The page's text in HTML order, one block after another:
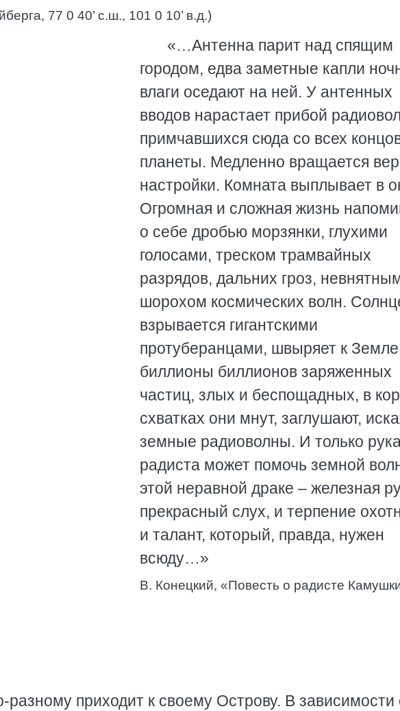
77 0 40’ с.ш., 101 0 10’ в.д.)
«…Антенна парит над спящим
городом, едва заметные капли
влаги оседают на ней. У антенных
вводов нарастает прибой
примчавшихся сюда со всех
планеты. Медленно вращается
настройки. Комната выплывает в
Огромная и сложная жизнь
о себе дробью морзянки, глухими
голосами, треском трамвайных
разрядов, дальних гроз,
шорохом космических волн.
взрывается гигантскими
протуберанцами, швыряет к Земле
биллионы биллионов заряженных
частиц, злых и беспощадных, в
схватках они мнут, заглушают,
земные радиоволны. И только
радиста может помочь земной
этой неравной драке – железная
прекрасный слух, и терпение
и талант, который, правда, нужен
всюду…»
В. Конецкий, «Повесть о радисте
разному приходит к своему Острову. В зависимости